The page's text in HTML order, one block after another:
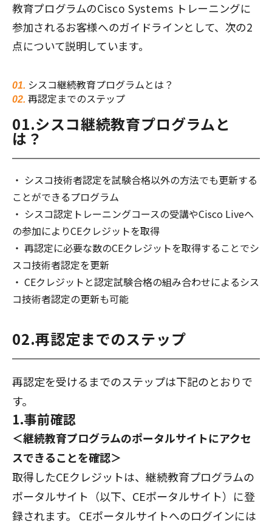
教育プログラムのCisco Systems トレーニングに
参加されるお客様へのガイドラインとして、次の2
点について説明しています。
シスコ継続教育プログラムとは？
再認定までのステップ
01.シスコ継続教育プログラムと
は？
シスコ技術者認定を試験合格以外の方法でも更新する
ことができるプログラム
シスコ認定トレーニングコースの受講やCisco Liveへ
の参加によりCEクレジットを取得
再認定に必要な数のCEクレジットを取得することでシ
スコ技術者認定を更新
CEクレジットと認定試験合格の組み合わせによるシス
コ技術者認定の更新も可能
02.再認定までのステップ
再認定を受けるまでのステップは下記のとおりで
す。
1.事前確認
＜継続教育プログラムのポータルサイトにアクセ
スできることを確認＞
取得したCEクレジットは、継続教育プログラムの
ポータルサイト（以下、CEポータルサイト）に登
録されます。 CEポータルサイトへのログインには